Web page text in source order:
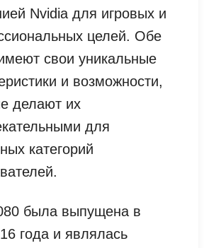
Nvidia для игровых и
целей. Обе
свои уникальные
и возможности,
делают их
для
категорий
была выпущена в
года и являлась